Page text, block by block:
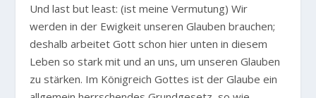
Und last but least: (ist meine Vermutung) Wir
werden in der Ewigkeit unseren Glauben brauchen;
deshalb arbeitet Gott schon hier unten in diesem
Leben so stark mit und an uns, um unseren Glauben
zu stärken. Im Königreich Gottes ist der Glaube ein